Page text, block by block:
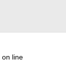
on line